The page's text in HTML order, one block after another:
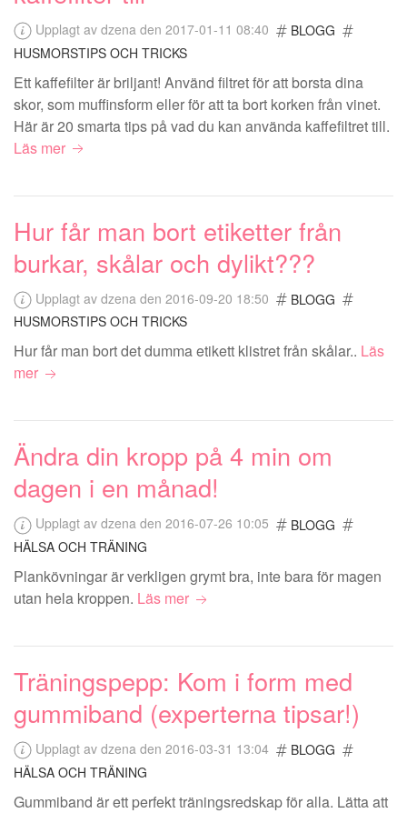
Upplagt av dzena den 2017-01-11 08:40
BLOGG
HUSMORSTIPS OCH TRICKS
Ett kaffefilter är briljant! Använd filtret för att borsta dina
skor, som muffinsform eller för att ta bort korken från vinet.
Här är 20 smarta tips på vad du kan använda kaffefiltret till.
Läs mer
Hur får man bort etiketter från
burkar, skålar och dylikt???
Upplagt av dzena den 2016-09-20 18:50
BLOGG
HUSMORSTIPS OCH TRICKS
Hur får man bort det dumma etikett klistret från skålar.. Läs
mer
Ändra din kropp på 4 min om
dagen i en månad!
Upplagt av dzena den 2016-07-26 10:05
BLOGG
HÄLSA OCH TRÄNING
Plankövningar är verkligen grymt bra, inte bara för magen
utan hela kroppen. Läs mer
Träningspepp: Kom i form med
gummiband (experterna tipsar!)
Upplagt av dzena den 2016-03-31 13:04
BLOGG
HÄLSA OCH TRÄNING
Gummiband är ett perfekt träningsredskap för alla. Lätta att